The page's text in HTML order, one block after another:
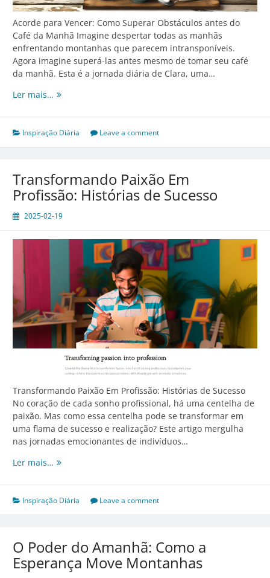
Acorde para Vencer: Como Superar Obstáculos antes do
Café da Manhã Imagine despertar todas as manhãs
enfrentando montanhas que parecem intransponíveis.
Agora imagine superá-las antes mesmo de tomar seu café
da manhã. Esta é a jornada diária de Clara, uma…
Ler mais… Acorde
Como
Superar
do
Café
Manhã
Inspiração Diária Leave a comment
Transformando Paixão Em
Profissão: Histórias de Sucesso
2025-02-19
Transformando Paixão Em Profissão: Histórias de Sucesso
No coração de cada sonho profissional, há uma centelha de
paixão. Mas como essa centelha pode se transformar em
uma flama de sucesso e realização? Este artigo mergulha
nas jornadas emocionantes de indivíduos…
Ler mais… Transformando
Profissão:
Histórias
Inspiração Diária Leave a comment
O Poder do Amanhã: Como a
Esperança Move Montanhas